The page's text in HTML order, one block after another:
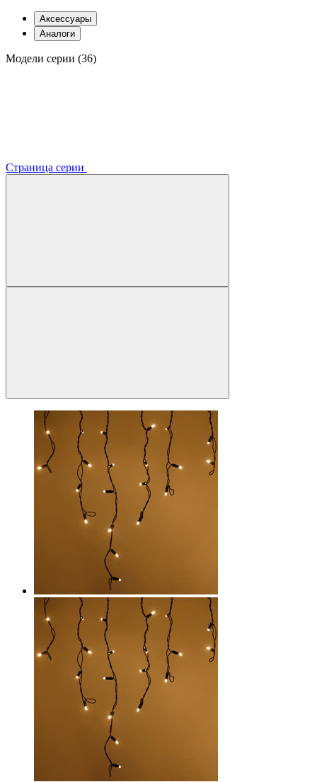
Аксессуары
Аналоги
Модели серии (36)
Страница серии